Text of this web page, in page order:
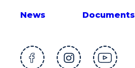
News Documents